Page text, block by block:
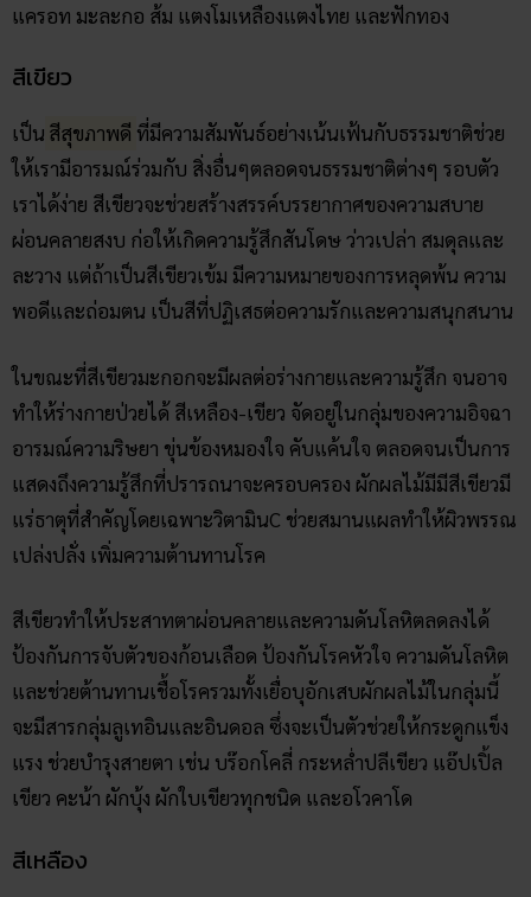
แครอท มะละกอ ส้ม แตงโมเหลืองแตงไทย และฟักทอง
สีเขียว
เป็น สีสุขภาพดี ที่มีความสัมพันธ์อย่างเน้นเฟ้นกับธรรมชาติช่วย
ให้เรามีอารมณ์ร่วมกับ สิ่งอื่นๆตลอดจนธรรมชาติต่างๆ รอบตัว
เราได้ง่าย สีเขียวจะช่วยสร้างสรรค์บรรยากาศของความสบาย
ผ่อนคลายสงบ ก่อให้เกิดความรู้สึกสันโดษ ว่าวเปล่า สมดุลและ
ละวาง แต่ถ้าเป็นสีเขียวเข้ม มีความหมายของการหลุดพ้น ความ
พอดีและถ่อมตน เป็นสีที่ปฏิเสธต่อความรักและความสนุกสนาน
ในขณะที่สีเขียวมะกอกจะมีผลต่อร่างกายและความรู้สึก จนอาจ
ทำให้ร่างกายป่วยได้ สีเหลือง-เขียว จัดอยู่ในกลุ่มของความอิจฉา
อารมณ์ความริษยา ขุ่นข้องหมองใจ คับแค้นใจ ตลอดจนเป็นการ
แสดงถึงความรู้สึกที่ปรารถนาจะครอบครอง ผักผลไม้มีมีสีเขียวมี
แร่ธาตุที่สำคัญโดยเฉพาะวิตามินC ช่วยสมานแผลทำให้ผิวพรรณ
เปล่งปลั่ง เพิ่มความต้านทานโรค
สีเขียวทำให้ประสาทตาผ่อนคลายและความดันโลหิตลดลงได้
ป้องกันการจับตัวของก้อนเลือด ป้องกันโรคหัวใจ ความดันโลหิต
และช่วยต้านทานเชื้อโรครวมทั้งเยื่อบุอักเสบผักผลไม้ในกลุ่มนี้
จะมีสารกลุ่มลูเทอินและอินดอล ซึ่งจะเป็นตัวช่วยให้กระดูกแข็ง
แรง ช่วยบำรุงสายตา เช่น บร๊อกโคลี่ กระหล่ำปลีเขียว แอ๊ปเปิ้ล
เขียว คะน้า ผักบุ้ง ผักใบเขียวทุกชนิด และอโวคาโด
สีเหลือง